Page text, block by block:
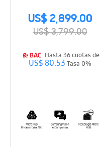
US$ 2,899.00
US$ 3,799.00
Hasta 36 cuotas de
US$ 80.53Tasa 0%